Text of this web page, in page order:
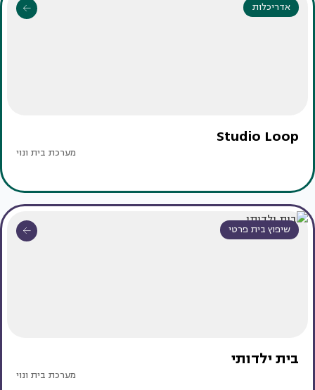
אדריכלות
Studio Loop
מערכת בית ונוי
שיפוץ בית פרטי
בית ילדותי
מערכת בית ונוי